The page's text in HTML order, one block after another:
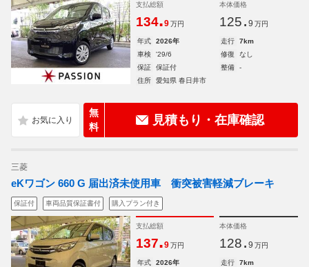
支払総額
134.9 万円
本体価格
125. 9 万円
年式 2026年 走行
7km
車検
'29/6 修復
なし
保証
保証付 整備
-
住所
愛知県 春日井市
無
料
見積もり・在庫確認
三菱
eKワゴン 660 G 届出済未使用車 衝突被害軽減ブレーキ
保証付 車両品質保証書付 購入プラン付き
支払総額
137.9 万円
本体価格
128. 9 万円
年式 2026年 走行
7km